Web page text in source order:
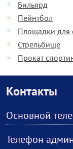
Бильярд
Пейнтбол
Площадки для
Стрельбище
Прокат
Контакты
Основной
Телефон